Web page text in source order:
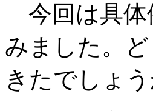
今回は具体
みました。
きたでしょう